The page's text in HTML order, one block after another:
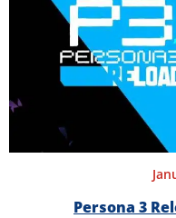
Persona 3